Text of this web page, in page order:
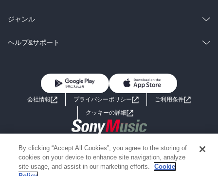
BL・TL
雑誌・グラビア
BL・TL
ラノベ
雑誌・グラビア
総合
ラノベ
ジャンル
コミック
ライトノベル 男子向けラノベ
小説
海外小説
ミステリー SF
ヘルプ&サポート
よくあるご質問 お問い合わせ
会社情報 プライバシーポリシー
ご利用条件
クッキーの詳細
Copyright 2017 - 2026 Sony Music Entertainment(Japan) Inc.
Information on the site is for the Japan domestic market only
powered by
By clicking “Accept All Cookies”, you agree to the storing of
cookies on your device to enhance site navigation, analyze
site usage, and assist in our marketing efforts.
Cookie